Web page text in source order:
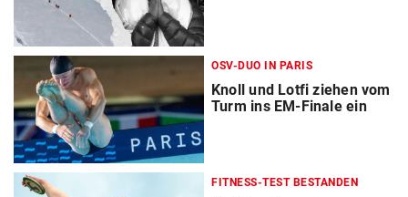
OSV-DUO IN PARIS
Knoll und Lotfi ziehen vom
Turm ins EM-Finale ein
FITNESS-TEST BESTANDEN